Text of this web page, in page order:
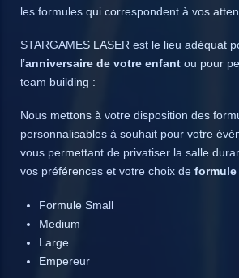
les formules qui correspondent à vos
STARGAMES LASER est le lieu adéquat
l’anniversaire de votre enfant ou pour
team building :
Nous mettons à votre disposition des
personnalisables à souhait pour votre
vous permettant de privatiser la salle
vos préférences et votre choix de formule
Formule Small
Medium
Large
Empereur